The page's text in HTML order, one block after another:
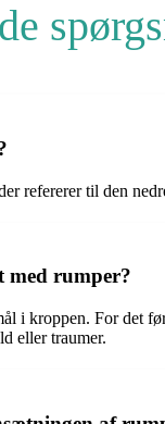
refererer til den
med rumper?
i kroppen. For det
eller traumer.